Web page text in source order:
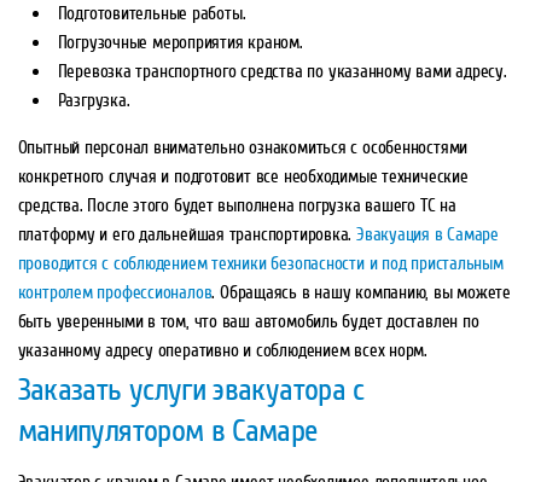
Подготовительные работы.
Погрузочные мероприятия краном.
Перевозка транспортного средства по указанному вами адресу.
Разгрузка.
Опытный персонал внимательно ознакомиться с особенностями
конкретного случая и подготовит все необходимые технические
средства. После этого будет выполнена погрузка вашего ТС на
платформу и его дальнейшая транспортировка. Эвакуация в Самаре
проводится с соблюдением техники безопасности и под пристальным
контролем профессионалов. Обращаясь в нашу компанию, вы можете
быть уверенными в том, что ваш автомобиль будет доставлен по
указанному адресу оперативно и соблюдением всех норм.
Заказать услуги эвакуатора с
манипулятором в Самаре